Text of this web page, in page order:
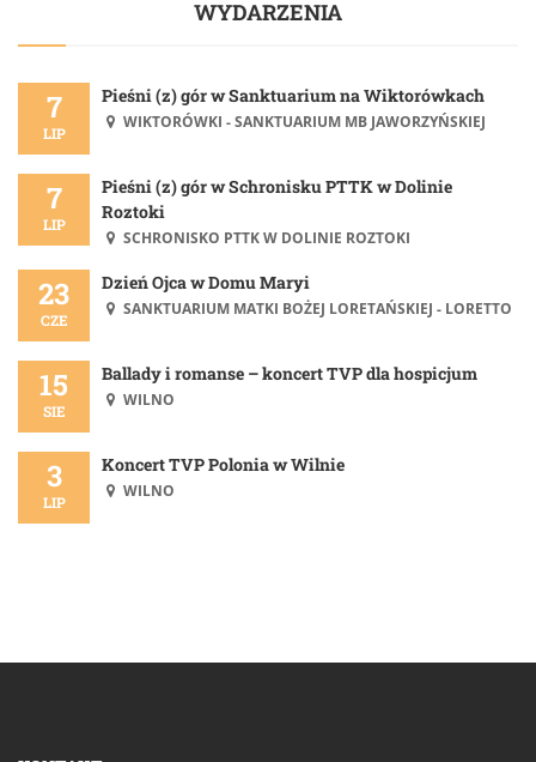
WYDARZENIA
7
LIP
Pieśni (z) gór w Sanktuarium na Wiktorówkach
WIKTORÓWKI - SANKTUARIUM MB JAWORZYŃSKIEJ
7
LIP
Pieśni (z) gór w Schronisku PTTK w Dolinie
Roztoki
SCHRONISKO PTTK W DOLINIE ROZTOKI
23
CZE
Dzień Ojca w Domu Maryi
SANKTUARIUM MATKI BOŻEJ LORETAŃSKIEJ - LORETTO
15
SIE
Ballady i romanse – koncert TVP dla hospicjum
WILNO
3
LIP
Koncert TVP Polonia w Wilnie
WILNO